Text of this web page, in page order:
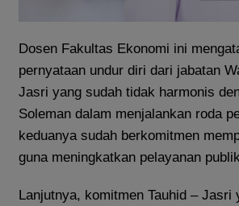
Dosen Fakultas Ekonomi ini
pernyataan undur diri dari jabatan
Jasri yang sudah tidak harmonis
Soleman dalam menjalankan roda
keduanya sudah berkomitmen
guna meningkatkan pelayanan
Lanjutnya, komitmen Tauhid –